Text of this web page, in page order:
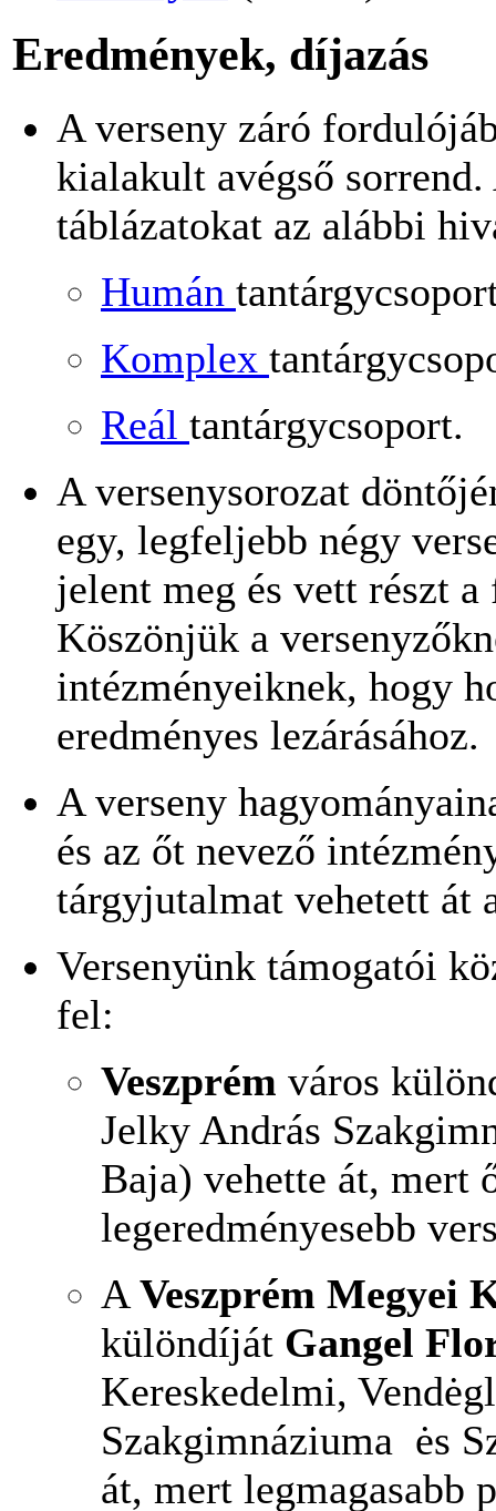
Eredmények, díjazás
A verseny záró
kialakult avégső
táblázatokat az alábbi
Humán
Komplex
Reál tantárgycsoport.
A versenysorozat
egy, legfeljebb négy
jelent meg és vett részt
Köszönjük a
intézményeiknek, hogy
eredményes lezárásához.
A verseny
és az őt nevező
tárgyjutalmat vehetett át
Versenyünk támogatói
fel:
Veszprém város
Jelky András
Baja) vehette át, mert
legeredményesebb
A Veszprém Megyei
különdíját Gangel
Kereskedelmi,
Szakgimnáziuma ės
át, mert legmagasabb